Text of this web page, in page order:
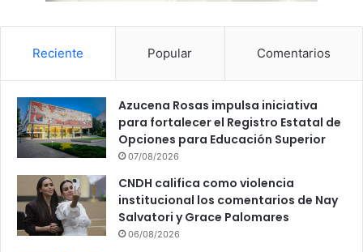
Reciente Popular Comentarios
Azucena Rosas impulsa iniciativa
para fortalecer el Registro Estatal de
Opciones para Educación Superior
07/08/2026
CNDH califica como violencia
institucional los comentarios de Nay
Salvatori y Grace Palomares
06/08/2026